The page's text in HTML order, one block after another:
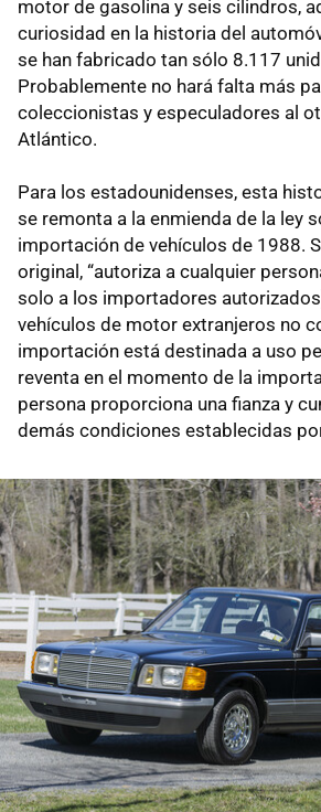
motor de gasolina y seis cilindros,
curiosidad en la historia del
se han fabricado tan sólo 8.117
Probablemente no hará falta más
coleccionistas y especuladores al
Atlántico.
Para los estadounidenses, esta
se remonta a la enmienda de la ley
importación de vehículos de 1988.
original, “autoriza a cualquier
solo a los importadores
vehículos de motor extranjeros no
importación está destinada a uso
reventa en el momento de la
persona proporciona una fianza y
demás condiciones establecidas